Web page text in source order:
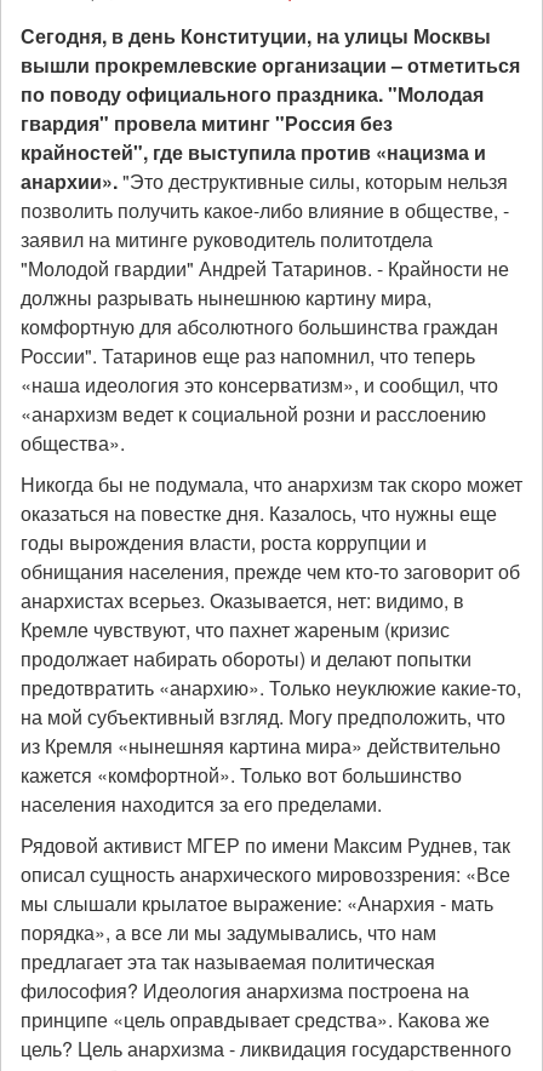
Сегодня, в день Конституции, на улицы Москвы
вышли прокремлевские организации – отметиться
по поводу официального праздника. "Молодая
гвардия" провела митинг "Россия без
крайностей", где выступила против «нацизма и
анархии»."Это деструктивные силы, которым нельзя
позволить получить какое-либо влияние в обществе, -
заявил на митинге руководитель политотдела
"Молодой гвардии" Андрей Татаринов. - Крайности не
должны разрывать нынешнюю картину мира,
комфортную для абсолютного большинства граждан
России". Татаринов еще раз напомнил, что теперь
«наша идеология это консерватизм», и сообщил, что
«анархизм ведет к социальной розни и расслоению
общества».
Никогда бы не подумала, что анархизм так скоро может
оказаться на повестке дня. Казалось, что нужны еще
годы вырождения власти, роста коррупции и
обнищания населения, прежде чем кто-то заговорит об
анархистах всерьез. Оказывается, нет: видимо, в
Кремле чувствуют, что пахнет жареным (кризис
продолжает набирать обороты) и делают попытки
предотвратить «анархию». Только неуклюжие какие-то,
на мой субъективный взгляд. Могу предположить, что
из Кремля «нынешняя картина мира» действительно
кажется «комфортной». Только вот большинство
населения находится за его пределами.
Рядовой активист МГЕР по имени Максим Руднев, так
описал сущность анархического мировоззрения: «Все
мы слышали крылатое выражение: «Анархия - мать
порядка», а все ли мы задумывались, что нам
предлагает эта так называемая политическая
философия? Идеология анархизма построена на
принципе «цель оправдывает средства». Какова же
цель? Цель анархизма - ликвидация государственного